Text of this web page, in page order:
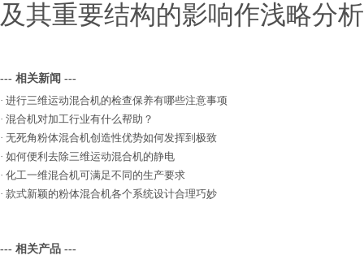
及其重要结构的影响作浅略分
--- 相关新闻 ---
· 进行三维运动混合机的检查保养有哪些注意事项
· 混合机对加工行业有什么帮助？
· 无死角粉体混合机创造性优势如何发挥到极致
· 如何便利去除三维运动混合机的静电
· 化工一维混合机可满足不同的生产要求
· 款式新颖的粉体混合机各个系统设计合理巧妙
--- 相关产品 ---